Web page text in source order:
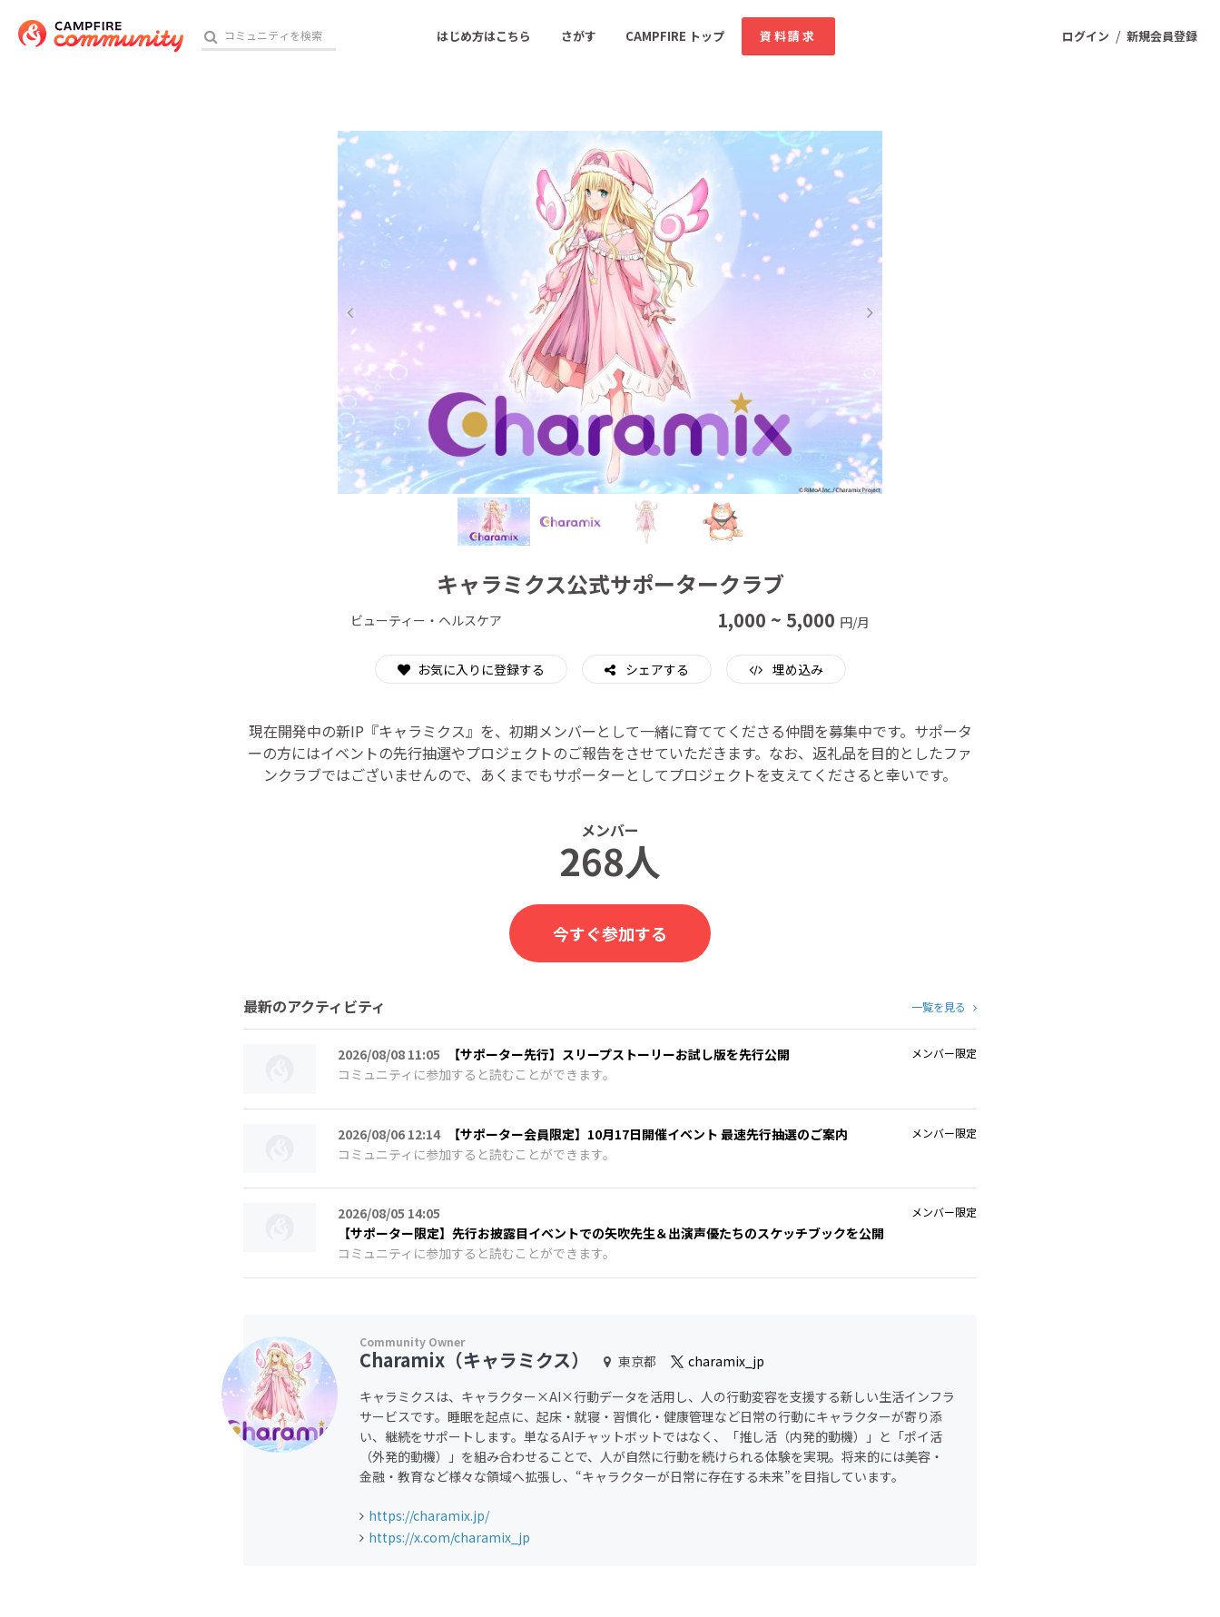
ログイン / 新規会員登録
はじめ方はこちら さがす CAMPFIRE トップ 資料請求
おすすめのコミュニティ 人気のコミュニティ 新着のコミュニティ
舞台・パフォーマンス
テクノロジー・ガジェット
ゲーム・サービス開発 フード・飲食店
書籍・雑誌出版
ソーシャルグッド
CAMPFIRE for Social Good CAMPFIRE Creation
キャラミクス公式サポータークラブ
ビューティー・ヘルスケア 1,000 ~ 5,000 円/月
お気に入りに登録する シェアする 埋め込み
現在開発中の新IP『キャラミクス』を、初期メンバーとして一緒に育ててくださる仲間を募集中です。サポータ
ーの方にはイベントの先行抽選やプロジェクトのご報告をさせていただきます。なお、返礼品を目的としたファ
ンクラブではございませんので、あくまでもサポーターとしてプロジェクトを支えてくださると幸いです。
メンバー
268人
今すぐ参加する
最新のアクティビティ 一覧を見る
2026/08/08 11:05 【サポーター先行】スリープストーリーお試し版を先行公開 メンバー限定
コミュニティに参加すると読むことができます。
2026/08/06 12:14 【サポーター会員限定】10月17日開催イベント 最速先行抽選のご案内 メンバー限定
コミュニティに参加すると読むことができます。
2026/08/05 14:05
【サポーター限定】先行お披露目イベントでの矢吹先生＆出演声優たちのスケッチブックを公開
メンバー限定
コミュニティに参加すると読むことができます。
Charamix（キャラミクス） 東京都
charamix_jp
キャラミクスは、キャラクター×AI×行動データを活用し、人の行動変容を支援する新しい生活インフラ
サービスです。睡眠を起点に、起床・就寝・習慣化・健康管理など日常の行動にキャラクターが寄り添
い、継続をサポートします。単なるAIチャットボットではなく、「推し活（内発的動機）」と「ポイ活
（外発的動機）」を組み合わせることで、人が自然に行動を続けられる体験を実現。将来的には美容・
金融・教育など様々な領域へ拡張し、“キャラクターが日常に存在する未来”を目指しています。
https://charamix.jp/
https://x.com/charamix_jp